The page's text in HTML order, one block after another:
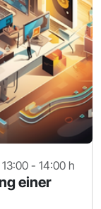
13:00 - 14:00 h